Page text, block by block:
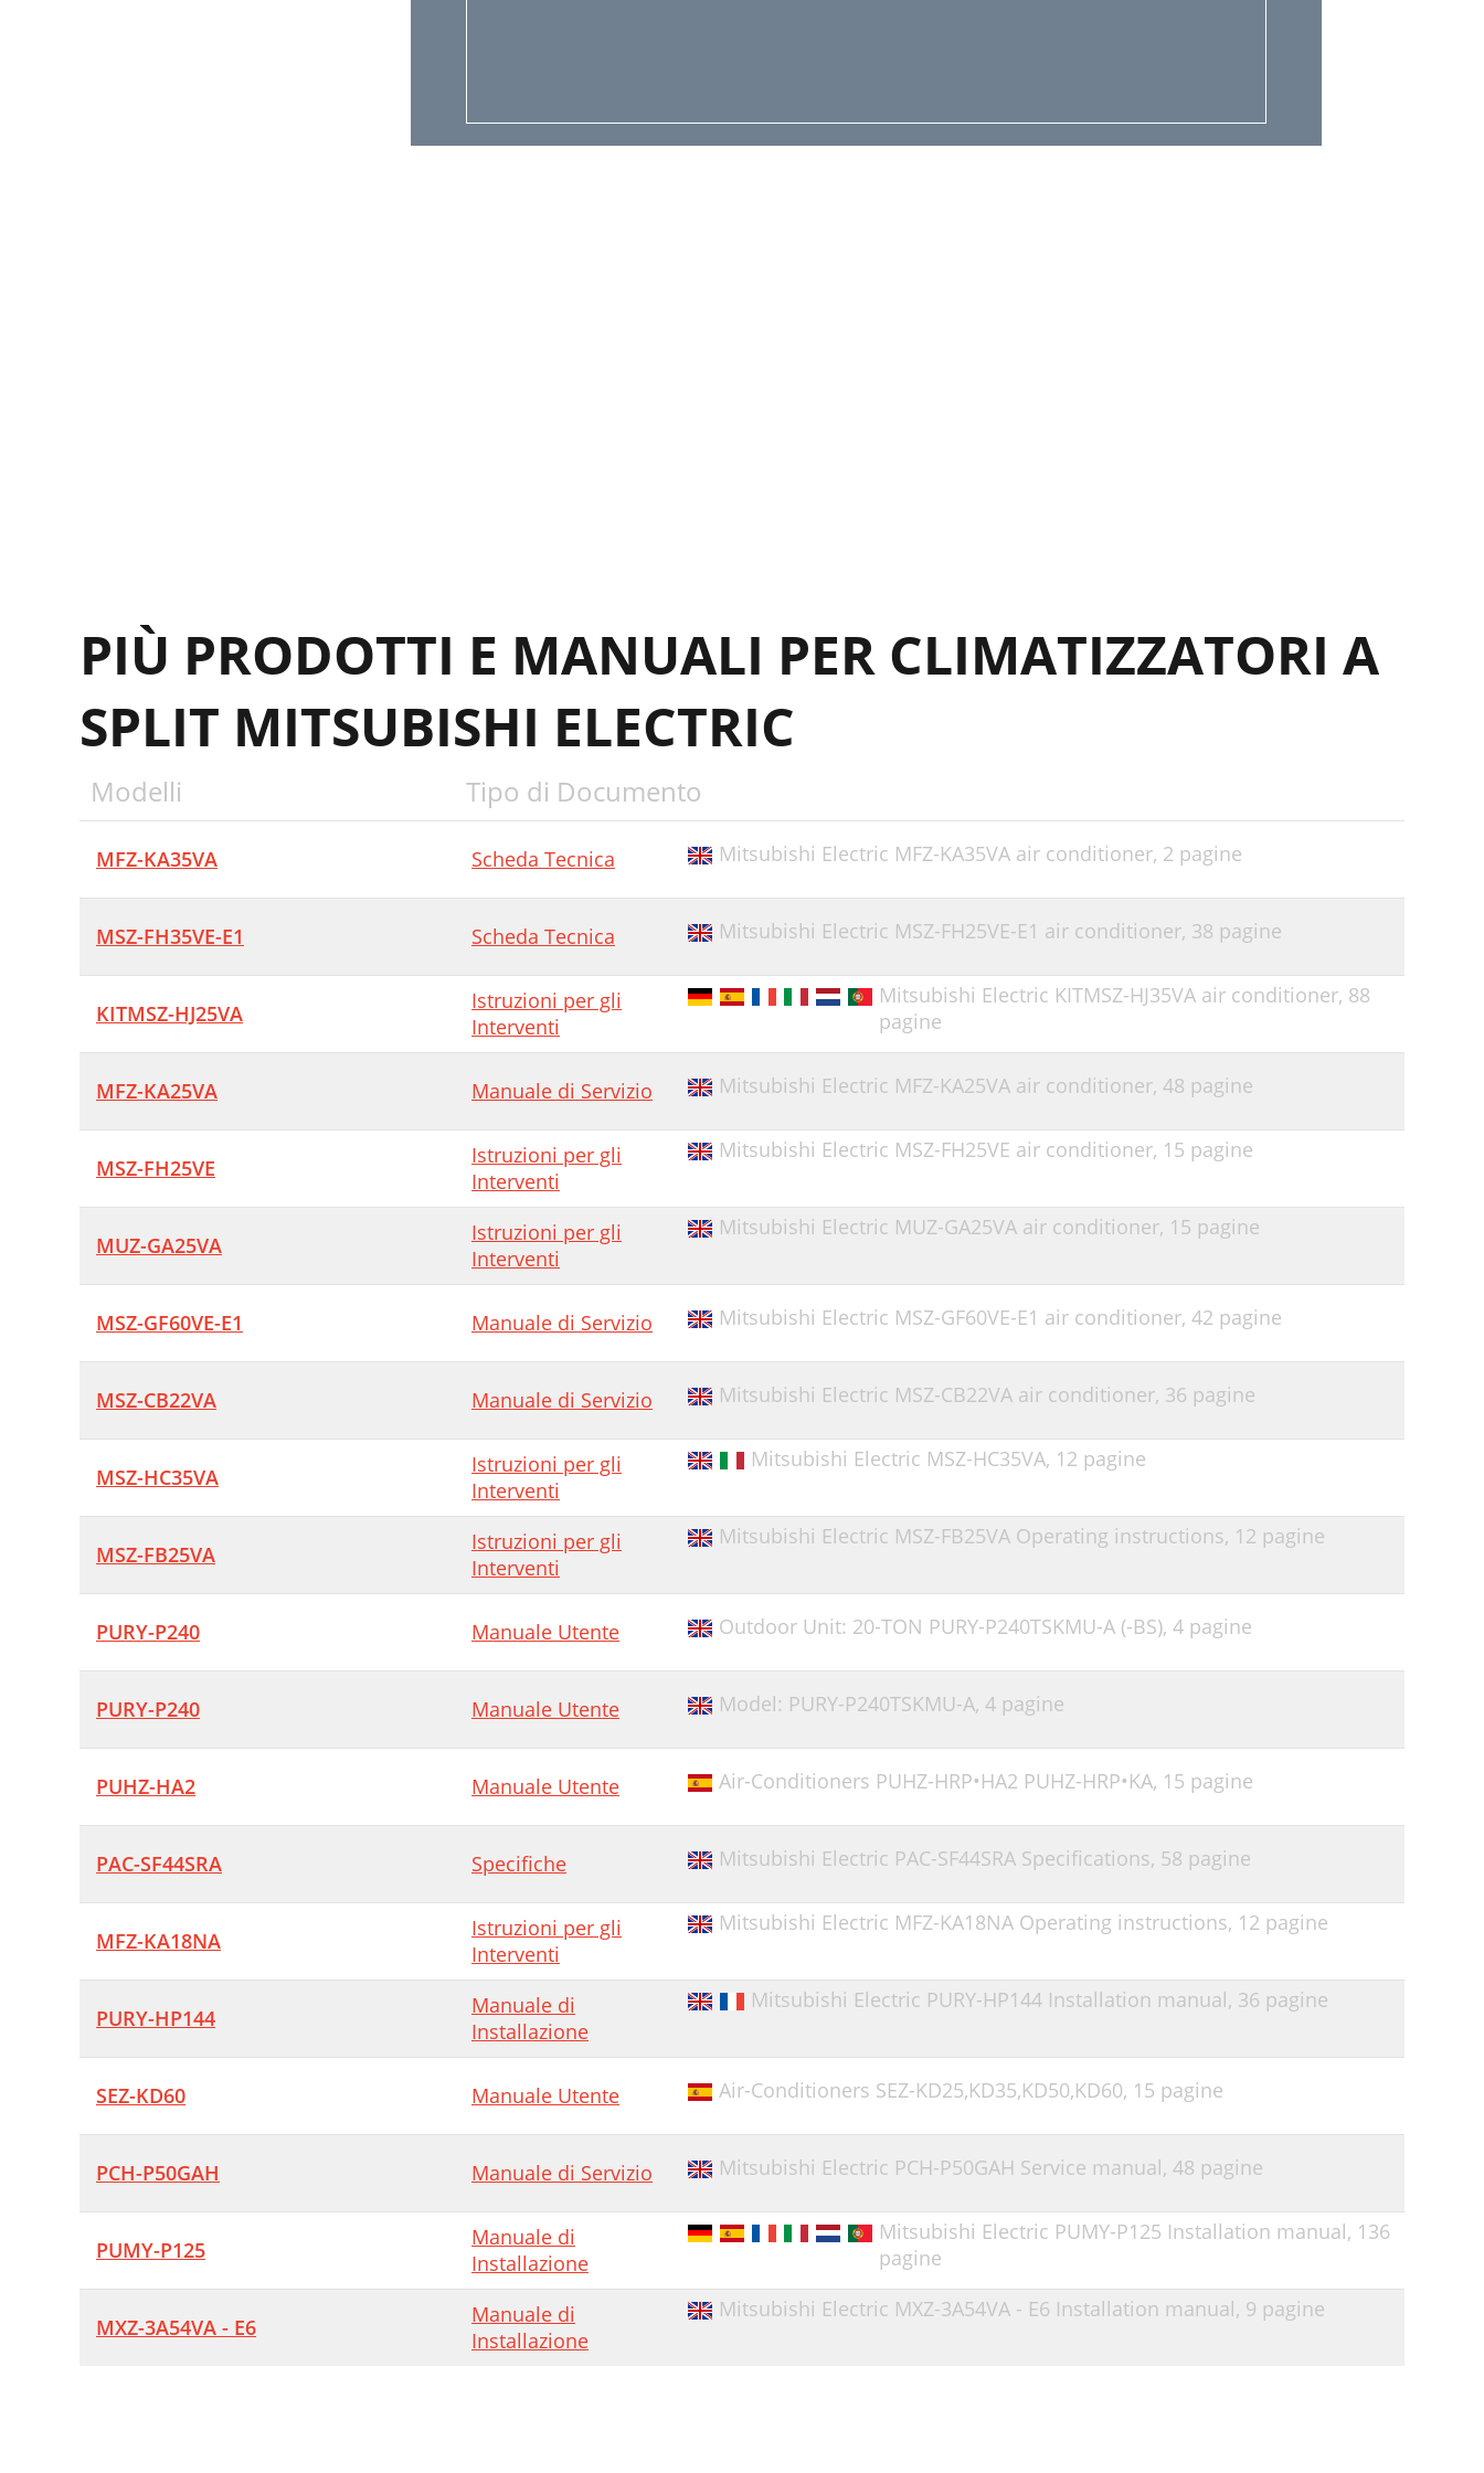
PIÙ PRODOTTI E MANUALI PER CLIMATIZZATORI A
SPLIT MITSUBISHI ELECTRIC
Modelli Tipo di Documento
MFZ-KA35VA Scheda Tecnica Mitsubishi Electric MFZ-KA35VA air conditioner, 2 pagine
MSZ-FH35VE-E1 Scheda Tecnica Mitsubishi Electric MSZ-FH25VE-E1 air conditioner, 38 pagine
KITMSZ-HJ25VA
Istruzioni per gli
Interventi
Mitsubishi Electric KITMSZ-HJ35VA air conditioner, 88
pagine
MFZ-KA25VA Manuale di Servizio Mitsubishi Electric MFZ-KA25VA air conditioner, 48 pagine
MSZ-FH25VE
Istruzioni per gli
Interventi
Mitsubishi Electric MSZ-FH25VE air conditioner, 15 pagine
MUZ-GA25VA
Istruzioni per gli
Interventi
Mitsubishi Electric MUZ-GA25VA air conditioner, 15 pagine
MSZ-GF60VE-E1 Manuale di Servizio Mitsubishi Electric MSZ-GF60VE-E1 air conditioner, 42 pagine
MSZ-CB22VA Manuale di Servizio Mitsubishi Electric MSZ-CB22VA air conditioner, 36 pagine
MSZ-HC35VA
Istruzioni per gli
Interventi
Mitsubishi Electric MSZ-HC35VA, 12 pagine
MSZ-FB25VA
Istruzioni per gli
Interventi
Mitsubishi Electric MSZ-FB25VA Operating instructions, 12 pagine
PURY-P240 Manuale Utente Outdoor Unit: 20-TON PURY-P240TSKMU-A (-BS), 4 pagine
PURY-P240 Manuale Utente Model: PURY-P240TSKMU-A, 4 pagine
PUHZ-HA2 Manuale Utente Air-Conditioners PUHZ-HRP•HA2 PUHZ-HRP•KA, 15 pagine
PAC-SF44SRA Specifiche Mitsubishi Electric PAC-SF44SRA Specifications, 58 pagine
MFZ-KA18NA
Istruzioni per gli
Interventi
Mitsubishi Electric MFZ-KA18NA Operating instructions, 12 pagine
PURY-HP144
Manuale di
Installazione
Mitsubishi Electric PURY-HP144 Installation manual, 36 pagine
SEZ-KD60 Manuale Utente Air-Conditioners SEZ-KD25,KD35,KD50,KD60, 15 pagine
PCH-P50GAH Manuale di Servizio Mitsubishi Electric PCH-P50GAH Service manual, 48 pagine
PUMY-P125
Manuale di
Installazione
Mitsubishi Electric PUMY-P125 Installation manual, 136
pagine
MXZ-3A54VA - E6
Manuale di
Installazione
Mitsubishi Electric MXZ-3A54VA - E6 Installation manual, 9 pagine